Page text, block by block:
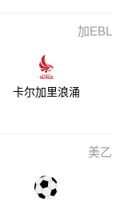
加EBL
卡尔加里浪涌
美乙